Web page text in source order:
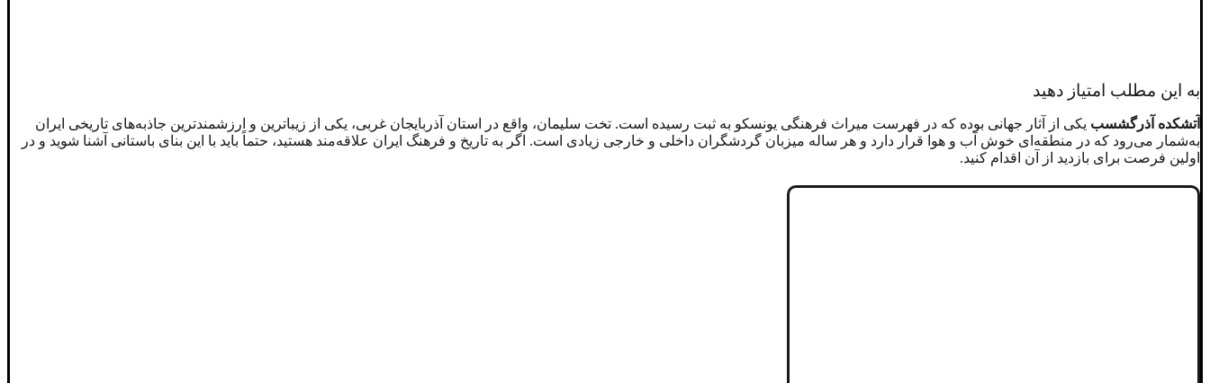
به این مطلب امتیاز دهید
آتشکده آذرگشسب یکی از آثار جهانی بوده که در فهرست میراث فرهنگی یونسکو به ثبت رسیده است. تخت سلیمان، واقع در استان آذربایجان غربی، یکی از زیباترین و ارزشمندترین جاذبه‌های تاریخی ایران
به‌شمار می‌رود که در منطقه‌ای خوش آب و هوا قرار دارد و هر ساله میزبان گردشگران داخلی و خارجی زیادی است. اگر به تاریخ و فرهنگ ایران علاقه‌مند هستید، حتماً باید با این بنای باستانی آشنا شوید و در
اولین فرصت برای بازدید از آن اقدام کنید.